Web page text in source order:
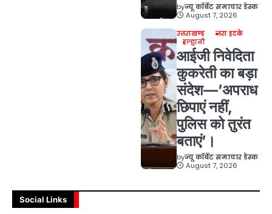
byन्यू कॉर्बेट समाचार डेस्क
August 7, 2026
उत्तराखण्ड
ज़रा हटके
हल्द्वानी
आईजी निवेदिता
कुकरेती का बड़ा
संदेश—’अपराध
छिपाएं नहीं,
पुलिस को तुरंत
बताएं’।
byन्यू कॉर्बेट समाचार डेस्क
August 7, 2026
Social Links